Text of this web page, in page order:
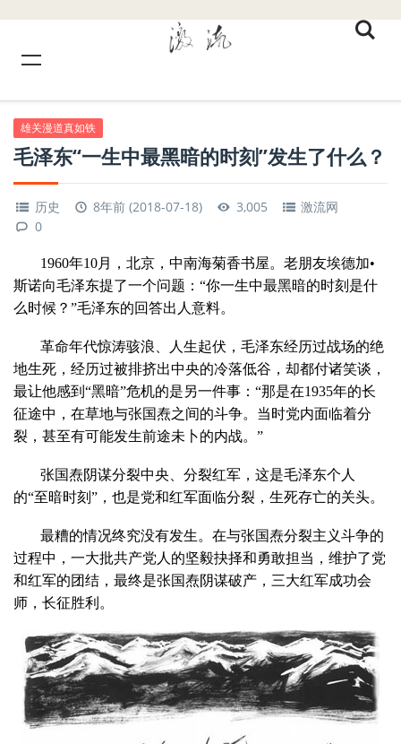
雄关漫道真如铁
毛泽东“一生中最黑暗的时刻”发生了什么？
历史 8年前 (2018-07-18) 3,005
激流网
0
1960年10月，北京，中南海菊香书屋。老朋友埃德加•
斯诺向毛泽东提了一个问题：“你一生中最黑暗的时刻是什
么时候？”毛泽东的回答出人意料。
革命年代惊涛骇浪、人生起伏，毛泽东经历过战场的绝
地生死，经历过被排挤出中央的冷落低谷，却都付诸笑谈，
最让他感到“黑暗”危机的是另一件事：“那是在1935年的长
征途中，在草地与张国焘之间的斗争。当时党内面临着分
裂，甚至有可能发生前途未卜的内战。”
张国焘阴谋分裂中央、分裂红军，这是毛泽东个人
的“至暗时刻”，也是党和红军面临分裂，生死存亡的关头。
最糟的情况终究没有发生。在与张国焘分裂主义斗争的
过程中，一大批共产党人的坚毅抉择和勇敢担当，维护了党
和红军的团结，最终是张国焘阴谋破产，三大红军成功会
师，长征胜利。